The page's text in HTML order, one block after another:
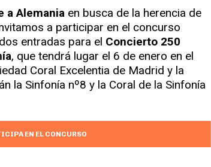
a Alemania en busca de la herencia de
a participar en el concurso
entradas para el Concierto 250
, que tendrá lugar el 6 de enero en el
Coral Excelentia de Madrid y la
la Sinfonía nº8 y la Coral de la Sinfonía
EN EL CONCURSO